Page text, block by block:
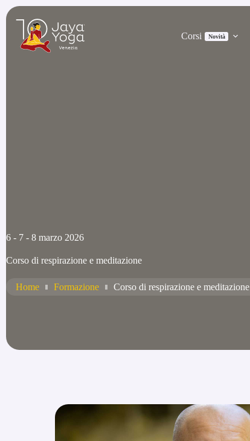
Salta
contenuto
Corsi Novità
6 - 7 - 8 marzo 2026
Corso di respirazione e meditazione
Home Formazione Corso di respirazione e meditazione